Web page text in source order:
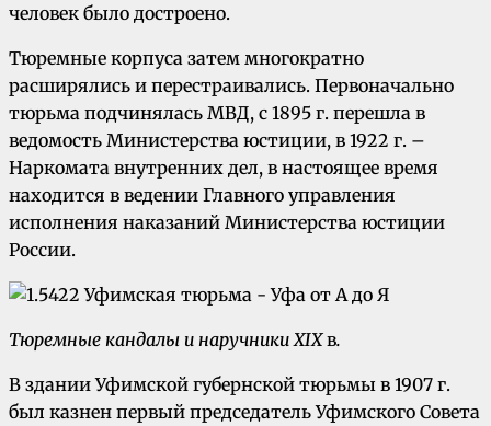
человек было достроено.
Тюремные корпуса затем многократно
расширялись и перестраивались. Первоначально
тюрьма подчинялась МВД, с 1895 г. перешла в
ведомость Министерства юстиции, в 1922 г. –
Наркомата внутренних дел, в настоящее время
находится в ведении Главного управления
исполнения наказаний Министерства юстиции
России.
Тюремные кандалы и наручники XIXв.
В здании Уфимской губернской тюрьмы в 1907 г.
был казнен первый председатель Уфимского Совета